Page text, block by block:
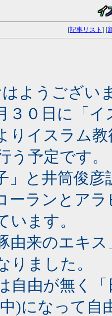
[記事リスト ] [
はようござい
３０日に「
りイスラム
う予定です。
」と井筒俊
ーランとア
います。
由来のエキ
りました。
自由が無く
)になって自